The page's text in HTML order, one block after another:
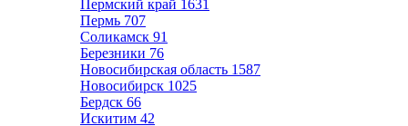
Пермский край 1631
Пермь 707
Соликамск 91
Березники 76
Новосибирская область 1587
Новосибирск 1025
Бердск 66
Искитим 42